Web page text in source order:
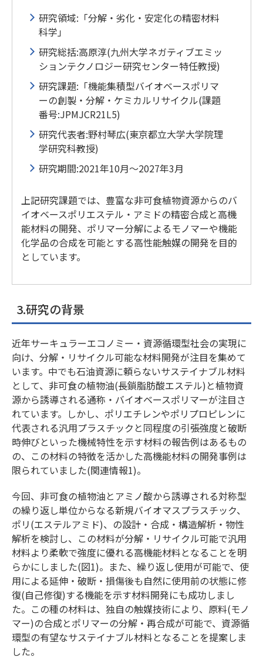
研究領域:「分解・劣化・安定化の精密材料
科学」
研究総括:高原淳(九州大学ネガティブエミッ
ションテクノロジー研究センター特任教授)
研究課題:「機能集積型バイオベースポリマ
ーの創製・分解・ケミカルリサイクル(課題
番号:JPMJCR21L5)
研究代表者:野村琴広(東京都立大学大学院理
学研究科教授)
研究期間:2021年10月～2027年3月
上記研究課題では、豊富な非可食植物資源からのバ
イオベースポリエステル・アミドの精密合成と高機
能材料の開発、ポリマー分解によるモノマーや機能
化学品の合成を可能とする高性能触媒の開発を目的
としています。
3.研究の背景
近年サーキュラーエコノミー・資源循環型社会の実現に
向け、分解・リサイクル可能な材料開発が注目を集めて
います。中でも石油資源に頼らないサステイナブル材料
として、非可食の植物油(長鎖脂肪酸エステル)と植物資
源から誘導される通称・バイオベースポリマーが注目さ
れています。しかし、ポリエチレンやポリプロピレンに
代表される汎用プラスチックと同程度の引張強度と破断
時伸びといった機械特性を示す材料の報告例はあるもの
の、この材料の特徴を活かした高機能材料の開発事例は
限られていました(関連情報1)。
今回、非可食の植物油とアミノ酸から誘導される対称型
の繰り返し単位からなる新規バイオマスプラスチック、
ポリ(エステルアミド)、の設計・合成・構造解析・物性
解析を検討し、この材料が分解・リサイクル可能で汎用
材料より柔軟で強度に優れる高機能材料となることを明
らかにしました(図1)。また、繰り返し使用が可能で、使
用による延伸・破断・損傷後も自然に使用前の状態に修
復(自己修復)する機能を示す材料開発にも成功しまし
た。この種の材料は、独自の触媒技術により、原料(モノ
マー)の合成とポリマーの分解・再合成が可能で、資源循
環型の有望なサステイナブル材料となることを提案しま
した。